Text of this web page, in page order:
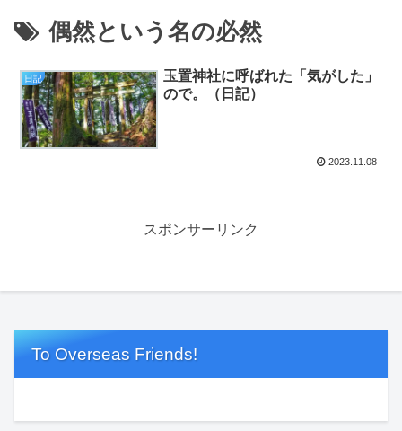
偶然という名の必然
日記
玉置神社に呼ばれた「気がした」
ので。（日記）
2023.11.08
スポンサーリンク
To Overseas Friends!